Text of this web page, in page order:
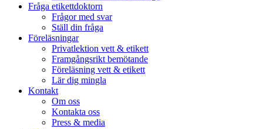
Fråga etikettdoktorn
Frågor med svar
Ställ din fråga
Föreläsningar
Privatlektion vett & etikett
Framgångsrikt bemötande
Föreläsning vett & etikett
Lär dig mingla
Kontakt
Om oss
Kontakta oss
Press & media